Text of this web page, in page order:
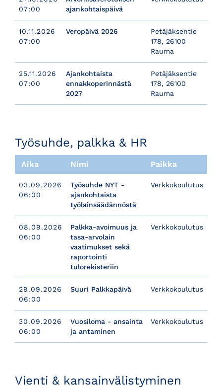
07:00
ajankohtaispäivä
10.11.2026
07:00
Veropäivä 2026
Petäjäksentie
178, 26100
Rauma
25.11.2026
07:00
Ajankohtaista
ennakkoperinnästä
2027
Petäjäksentie
178, 26100
Rauma
​​​​​​​Työsuhde, palkka & HR
Aika Nimi Paikka
03.09.2026
06:00
Työsuhde NYT -
ajankohtaista
työlainsäädännöstä
Verkkokoulutus
08.09.2026
06:00
Palkka-avoimuus ja
tasa-arvolain
vaatimukset sekä
raportointi
tulorekisteriin
Verkkokoulutus
29.09.2026
06:00
Suuri Palkkapäivä Verkkokoulutus
30.09.2026
06:00
Vuosiloma - ansainta
ja antaminen
Verkkokoulutus
​​​​​​​Vienti & kansainvälistyminen